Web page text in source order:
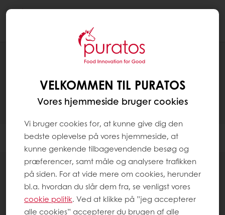
Filter
VELKOMMEN TIL PURATOS
Vores hjemmeside bruger cookies
Vi bruger cookies for, at kunne give dig den
bedste oplevelse på vores hjemmeside, at
kunne genkende tilbagevendende besøg og
præferencer, samt måle og analysere trafikken
på siden. For at vide mere om cookies, herunder
bl.a. hvordan du slår dem fra, se venligst vores
cookie politik. Ved at klikke på ”jeg accepterer
alle cookies” accepterer du brugen af alle